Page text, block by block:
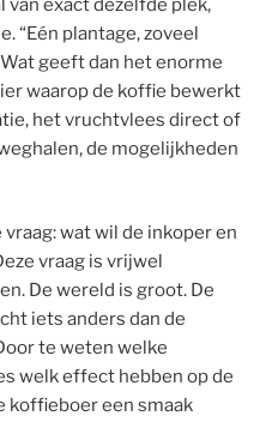
van exact dezelfde plek,
“Eén plantage, zoveel
geeft dan het enorme
waarop de koffie bewerkt
het vruchtvlees direct of
de mogelijkheden
wat wil de inkoper en
vraag is vrijwel
De wereld is groot. De
iets anders dan de
te weten welke
welk effect hebben op de
koffieboer een smaak